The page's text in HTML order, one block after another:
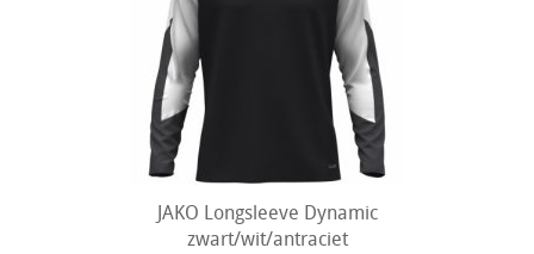
JAKO Longsleeve Dynamic
zwart/wit/antraciet